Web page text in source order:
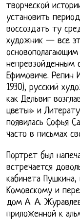
творческой
установить
воссоздать ту
художник — все
непревзойденным
Ефимовиче. Репин
1930), русский
как Дельвиг
цветы» и
появилась Софья
часто в письмах
Портрет был
встречается
кабинета
Комовскому и
дом А. А.
приложенной к